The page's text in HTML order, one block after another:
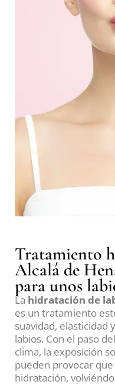
Tratamiento
Alcalá de
para unos
La hidratación de
es un tratamiento
suavidad, elasticidad
labios. Con el paso
clima, la exposición
pueden provocar
hidratación,